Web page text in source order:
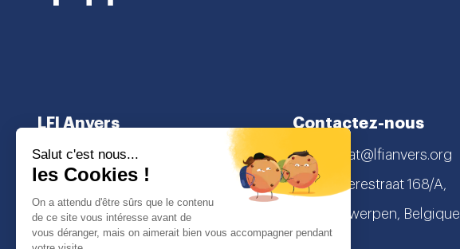
LFI Anvers
À propos
Cursus scolaire
Admissions
Contactez-nous
secretariat@lfianvers.org
Lamorinierestraat 168/A,
2018 Antwerpen, Belgique